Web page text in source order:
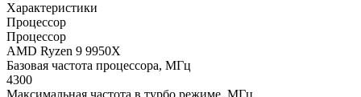
Характеристики
Процессор
Процессор
AMD Ryzen 9 9950X
Базовая частота процессора, МГц
4300